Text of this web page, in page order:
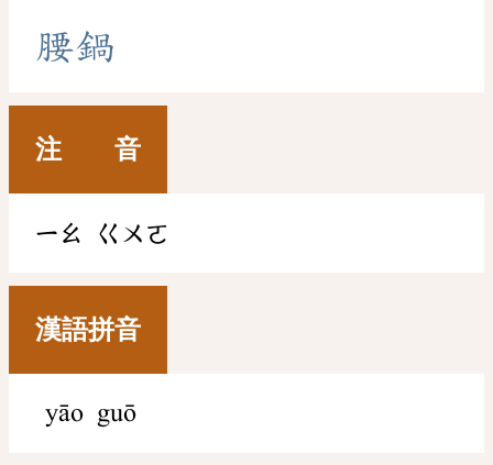
腰鍋
注 音
ㄧㄠ ㄍㄨㄛ
漢語拼音
yāo guō